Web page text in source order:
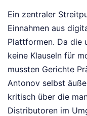
Ein zentraler
Einnahmen aus
Plattformen. Da die
keine Klauseln für
mussten Gerichte
Antonov selbst
kritisch über die
Distributoren im